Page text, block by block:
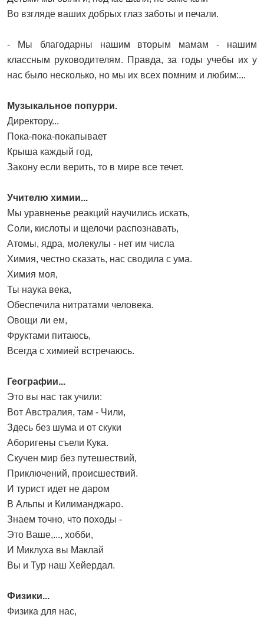
Во взгляде ваших добрых глаз заботы и печали.
- Мы благодарны нашим вторым мамам - нашим
классным руководителям. Правда, за годы учебы их у
нас было несколько, но мы их всех помним и любим:...
Музыкальное попурри.
Директору...
Пока-пока-покапывает
Крыша каждый год,
Закону если верить, то в мире все течет.
Учителю химии...
Мы уравненье реакций научились искать,
Соли, кислоты и щелочи распознавать,
Атомы, ядра, молекулы - нет им числа
Химия, честно сказать, нас сводила с ума.
Химия моя,
Ты наука века,
Обеспечила нитратами человека.
Овощи ли ем,
Фруктами питаюсь,
Всегда с химией встречаюсь.
Географии...
Это вы нас так учили:
Вот Австралия, там - Чили,
Здесь без шума и от скуки
Аборигены съели Кука.
Скучен мир без путешествий,
Приключений, происшествий.
И турист идет не даром
В Альпы и Килиманджаро.
Знаем точно, что походы -
Это Ваше,..., хобби,
И Миклуха вы Маклай
Вы и Тур наш Хейердал.
Физики...
Физика для нас,